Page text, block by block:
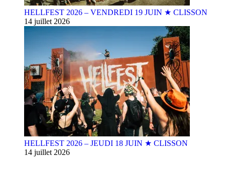
HELLFEST 2026 – VENDREDI 19 JUIN ★ CLISSON
14 juillet 2026
HELLFEST 2026 – JEUDI 18 JUIN ★ CLISSON
14 juillet 2026